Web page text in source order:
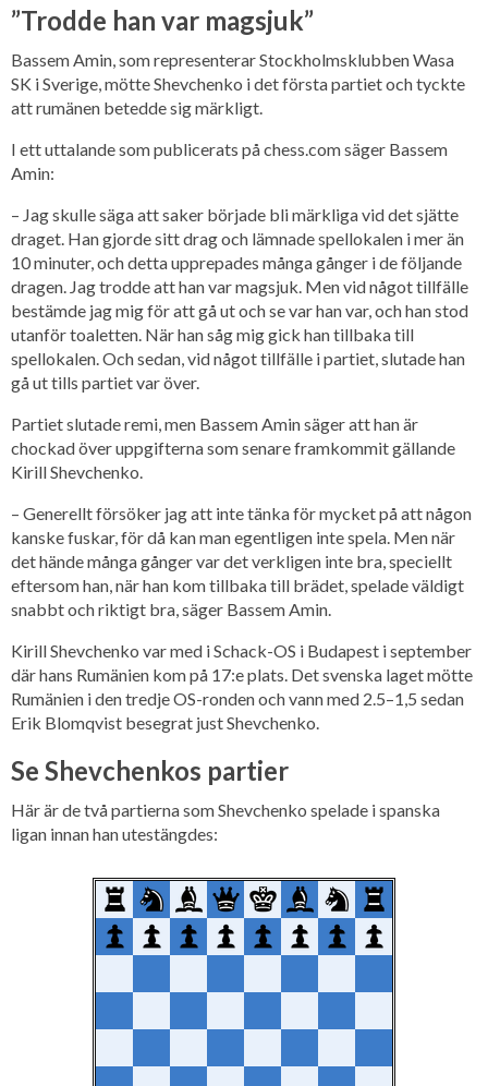
”Trodde han var magsjuk”
Bassem Amin, som representerar Stockholmsklubben Wasa
SK i Sverige, mötte Shevchenko i det första partiet och tyckte
att rumänen betedde sig märkligt.
I ett uttalande som publicerats på chess.com säger Bassem
Amin:
– Jag skulle säga att saker började bli märkliga vid det sjätte
draget. Han gjorde sitt drag och lämnade spellokalen i mer än
10 minuter, och detta upprepades många gånger i de följande
dragen. Jag trodde att han var magsjuk. Men vid något tillfälle
bestämde jag mig för att gå ut och se var han var, och han stod
utanför toaletten. När han såg mig gick han tillbaka till
spellokalen. Och sedan, vid något tillfälle i partiet, slutade han
gå ut tills partiet var över.
Partiet slutade remi, men Bassem Amin säger att han är
chockad över uppgifterna som senare framkommit gällande
Kirill Shevchenko.
– Generellt försöker jag att inte tänka för mycket på att någon
kanske fuskar, för då kan man egentligen inte spela. Men när
det hände många gånger var det verkligen inte bra, speciellt
eftersom han, när han kom tillbaka till brädet, spelade väldigt
snabbt och riktigt bra, säger Bassem Amin.
Kirill Shevchenko var med i Schack-OS i Budapest i september
där hans Rumänien kom på 17:e plats. Det svenska laget mötte
Rumänien i den tredje OS-ronden och vann med 2.5–1,5 sedan
Erik Blomqvist besegrat just Shevchenko.
Se Shevchenkos partier
Här är de två partierna som Shevchenko spelade i spanska
ligan innan han utestängdes: